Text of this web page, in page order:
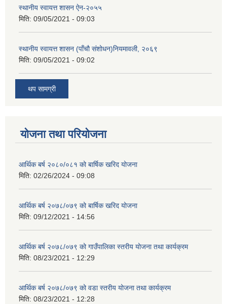
स्थानीय स्वायत्त शासन ए‍ेन-२०५५
मिति: 09/05/2021 - 09:03
स्थानीय स्वायत्त शासन (पाँचौ संशोधन)नियमावली, २०६९
मिति: 09/05/2021 - 09:02
थप सामग्री
योजना तथा परियोजना
आर्थिक बर्ष २०८०/०८१ को बार्षिक खरिद योजना
मिति: 02/26/2024 - 09:08
आर्थिक बर्ष २०७८/०७९ को बार्षिक खरिद योजना
मिति: 09/12/2021 - 14:56
आर्थिक बर्ष २०७८/०७९ को गाउँपालिका स्तरीय योजना तथा कार्यक्रम
मिति: 08/23/2021 - 12:29
आर्थिक बर्ष २०७८/०७९ को वडा स्तरीय योजना तथा कार्यक्रम
मिति: 08/23/2021 - 12:28